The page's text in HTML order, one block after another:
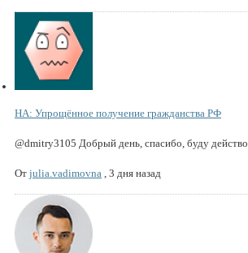
НА: Упрощённое получение гражданства РФ
@dmitry3105 Добрый день, спасибо, буду
От julia.vadimovna 3 дня назад